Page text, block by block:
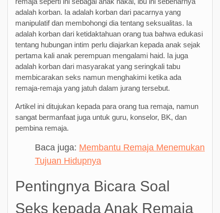
adalah korban. Ia adalah korban dari pacarnya yang
manipulatif dan membohongi dia tentang seksualitas. Ia
adalah korban dari ketidaktahuan orang tua bahwa edukasi
tentang hubungan intim perlu diajarkan kepada anak sejak
pertama kali anak perempuan mengalami haid. Ia juga
adalah korban dari masyarakat yang seringkali tabu
membicarakan seks namun menghakimi ketika ada
remaja-remaja yang jatuh dalam jurang tersebut.
Artikel ini ditujukan kepada para orang tua remaja, namun
sangat bermanfaat juga untuk guru, konselor, BK, dan
pembina remaja.
Baca juga: Membantu Remaja Menemukan
Tujuan Hidupnya
Pentingnya Bicara Soal
Seks kepada Anak Remaja